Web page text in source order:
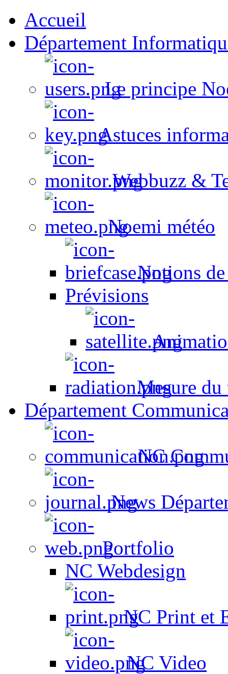
Accueil
Département
Le principe
Astuces
Webbuzz &
Noemi météo
Notions
Prévisions
Mesure du
Département
NC
News
Portfolio
NC Webdesign
NC Print et
NC Video